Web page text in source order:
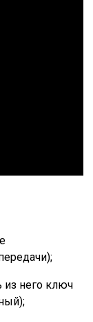
из него ключ